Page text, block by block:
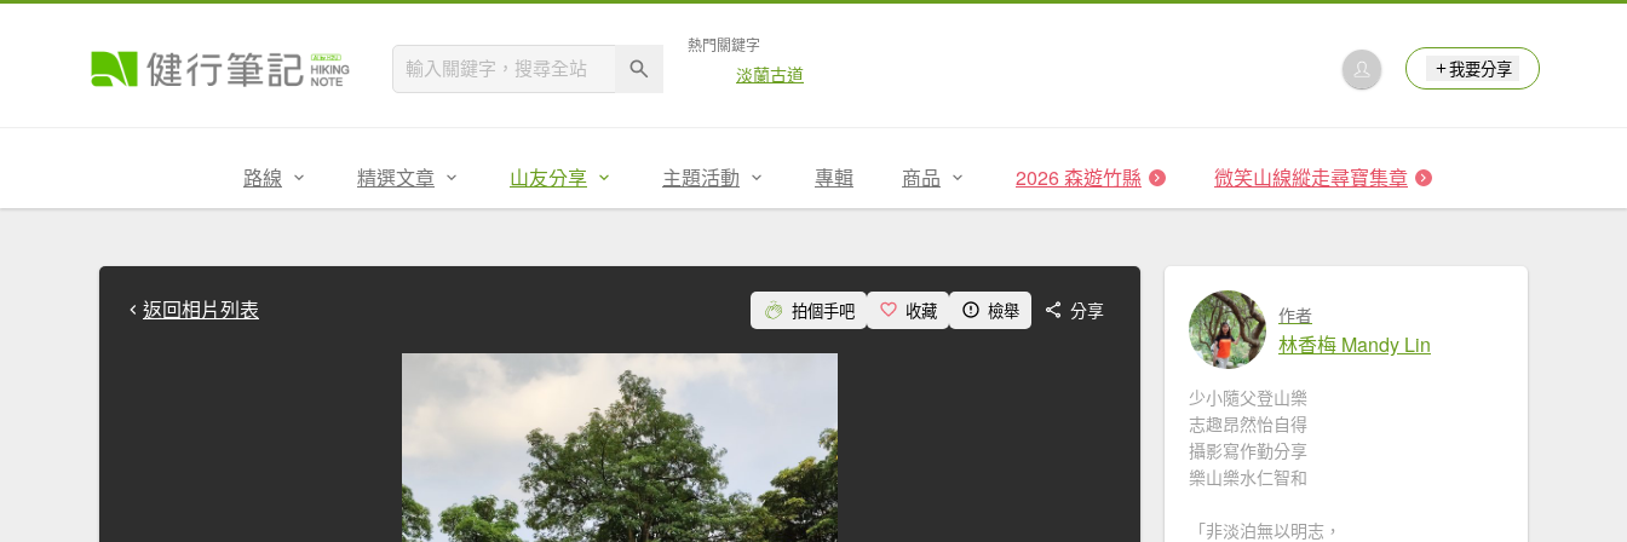
熱門關鍵字
淡蘭古道 我要分享
路線 精選文章 山友分享 主題活動 專輯 商品 2026 森遊竹縣 微笑山線縱走尋寶集章
返回相片列表 拍個手吧 收藏 檢舉 分享 作者
林香梅 Mandy Lin
少小隨父登山樂
志趣昂然怡自得
攝影寫作勤分享
樂山樂水仁智和
「非淡泊無以明志，